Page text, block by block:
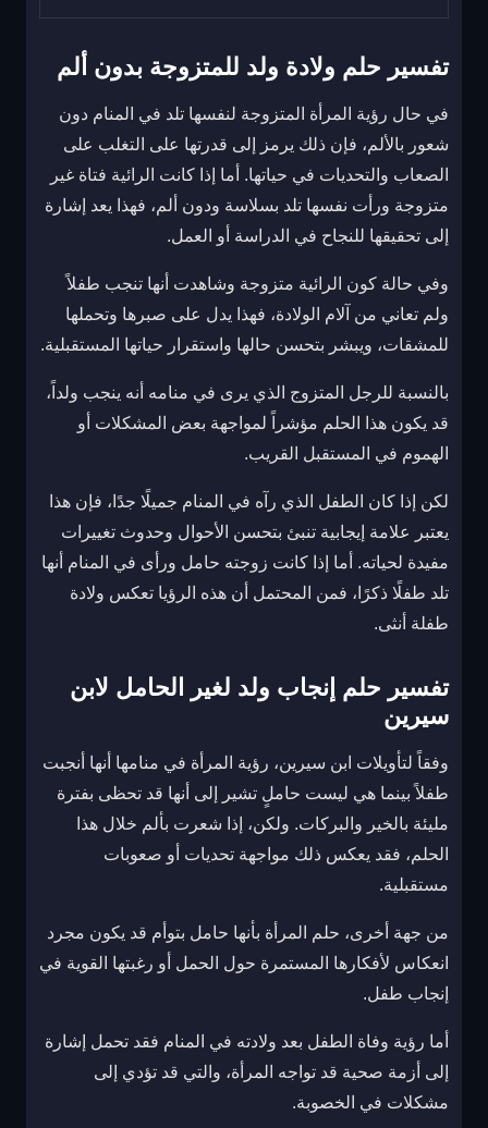
تفسير حلم ولادة ولد للمتزوجة بدون ألم
في حال رؤية المرأة المتزوجة لنفسها تلد في المنام دون
شعور بالألم، فإن ذلك يرمز إلى قدرتها على التغلب على
الصعاب والتحديات في حياتها. أما إذا كانت الرائية فتاة غير
متزوجة ورأت نفسها تلد بسلاسة ودون ألم، فهذا يعد إشارة
إلى تحقيقها للنجاح في الدراسة أو العمل.
وفي حالة كون الرائية متزوجة وشاهدت أنها تنجب طفلاً
ولم تعاني من آلام الولادة، فهذا يدل على صبرها وتحملها
للمشقات، ويبشر بتحسن حالها واستقرار حياتها المستقبلية.
بالنسبة للرجل المتزوج الذي يرى في منامه أنه ينجب ولداً،
قد يكون هذا الحلم مؤشراً لمواجهة بعض المشكلات أو
الهموم في المستقبل القريب.
لكن إذا كان الطفل الذي رآه في المنام جميلًا جدًا، فإن هذا
يعتبر علامة إيجابية تنبئ بتحسن الأحوال وحدوث تغييرات
مفيدة لحياته. أما إذا كانت زوجته حامل ورأى في المنام أنها
تلد طفلًا ذكرًا، فمن المحتمل أن هذه الرؤيا تعكس ولادة
طفلة أنثى.
تفسير حلم إنجاب ولد لغير الحامل لابن
سيرين
وفقاً لتأويلات ابن سيرين، رؤية المرأة في منامها أنها أنجبت
طفلاً بينما هي ليست حاملٍ تشير إلى أنها قد تحظى بفترة
مليئة بالخير والبركات. ولكن، إذا شعرت بألم خلال هذا
الحلم، فقد يعكس ذلك مواجهة تحديات أو صعوبات
مستقبلية.
من جهة أخرى، حلم المرأة بأنها حامل بتوأم قد يكون مجرد
انعكاس لأفكارها المستمرة حول الحمل أو رغبتها القوية في
إنجاب طفل.
أما رؤية وفاة الطفل بعد ولادته في المنام فقد تحمل إشارة
إلى أزمة صحية قد تواجه المرأة، والتي قد تؤدي إلى
مشكلات في الخصوبة.